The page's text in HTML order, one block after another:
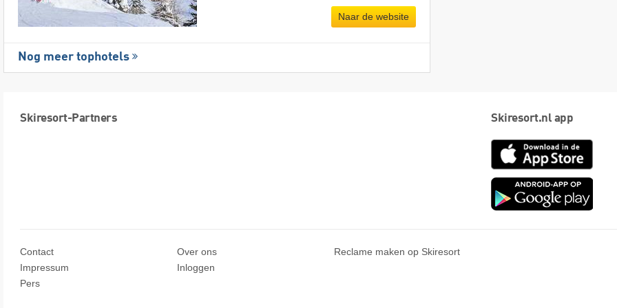
Naar de website
Nog meer tophotels
Skiresort-Partners Skiresort.nl app
App
Contact
Impressum
Pers
Over ons
Inloggen
Reclame maken op Skiresort